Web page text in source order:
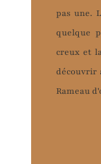
pas une.
quelque
creux et
découvrir
Rameau